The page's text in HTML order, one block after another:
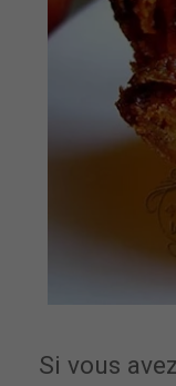
Si vous